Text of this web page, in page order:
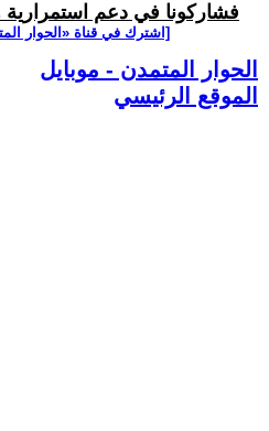
فشاركونا في دعم استمرارية
[اشترك في قناة ‫«الحوار
الحوار المتمدن - موبايل
الموقع الرئيسي